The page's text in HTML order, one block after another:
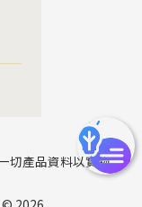
切產品資料以實物